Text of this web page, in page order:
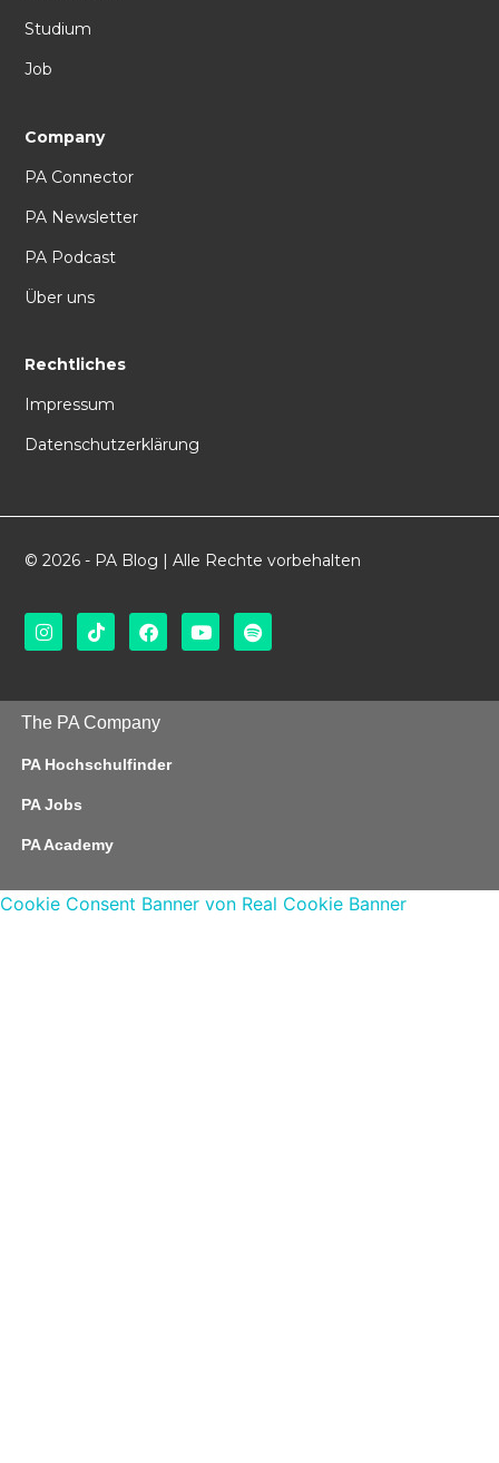
Studium
Job
Company
PA Connector
PA Newsletter
PA Podcast
Über uns
Rechtliches
Impressum
Datenschutzerklärung
© 2026 - PA Blog | Alle Rechte vorbehalten
The PA Company
PA Hochschulfinder
PA Jobs
PA Academy
Cookie Consent Banner von Real Cookie Banner